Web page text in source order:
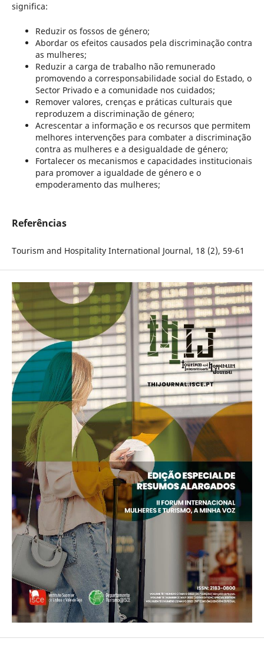
significa:
Reduzir os fossos de género;
Abordar os efeitos causados pela discriminação contra
as mulheres;
Reduzir a carga de trabalho não remunerado
promovendo a corresponsabilidade social do Estado, o
Sector Privado e a comunidade nos cuidados;
Remover valores, crenças e práticas culturais que
reproduzem a discriminação de género;
Acrescentar a informação e os recursos que permitem
melhores intervenções para combater a discriminação
contra as mulheres e a desigualdade de género;
Fortalecer os mecanismos e capacidades institucionais
para promover a igualdade de género e o
empoderamento das mulheres;
Referências
Tourism and Hospitality International Journal, 18 (2), 59-61